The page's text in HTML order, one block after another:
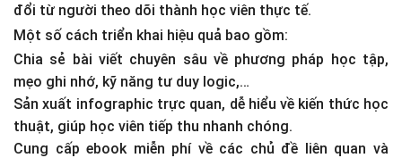
đổi từ người theo dõi thành học viên thực tế.
Một số cách triển khai hiệu quả bao gồm:
Chia sẻ bài viết chuyên sâu về phương pháp học tập,
mẹo ghi nhớ, kỹ năng tư duy logic,…
Sản xuất infographic trực quan, dễ hiểu về kiến thức học
thuật, giúp học viên tiếp thu nhanh chóng.
Cung cấp ebook miễn phí về các chủ đề liên quan và